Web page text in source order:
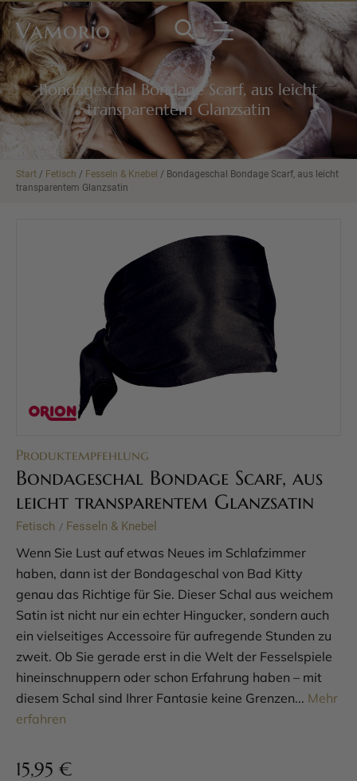
Vamorio
Bondageschal Bondage Scarf, aus leicht
transparentem Glanzsatin
Start / Fetisch / Fesseln & Knebel / Bondageschal Bondage Scarf, aus leicht
transparentem Glanzsatin
Produktempfehlung
Bondageschal Bondage Scarf, aus
leicht transparentem Glanzsatin
Fetisch / Fesseln & Knebel
Wenn Sie Lust auf etwas Neues im Schlafzimmer
haben, dann ist der Bondageschal von Bad Kitty
genau das Richtige für Sie. Dieser Schal aus weichem
Satin ist nicht nur ein echter Hingucker, sondern auch
ein vielseitiges Accessoire für aufregende Stunden zu
zweit. Ob Sie gerade erst in die Welt der Fesselspiele
hineinschnuppern oder schon Erfahrung haben – mit
diesem Schal sind Ihrer Fantasie keine Grenzen... Mehr
erfahren
15,95 €